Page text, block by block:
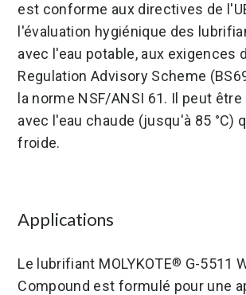
est conforme aux directives de
l'évaluation hygiénique des
avec l'eau potable, aux exigences
Regulation Advisory Scheme
la norme NSF/ANSI 61. Il peut
avec l'eau chaude (jusqu'à 85 °C)
froide.
Applications
Le lubrifiant MOLYKOTE® G-5511
Compound est formulé pour une